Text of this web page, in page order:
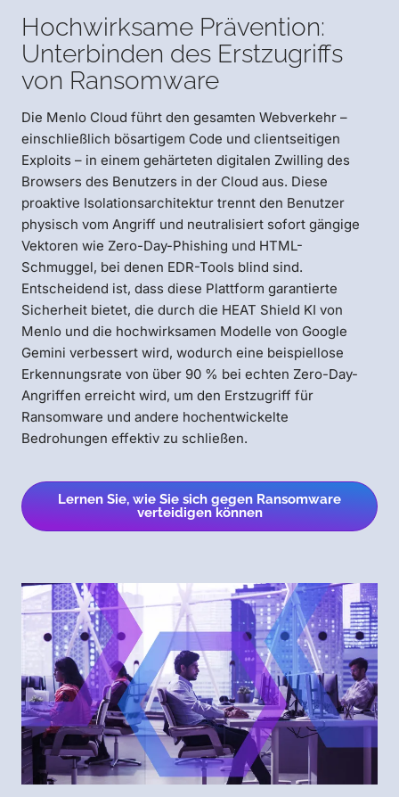
Hochwirksame Prävention:
Unterbinden des Erstzugriffs
von Ransomware
Die Menlo Cloud führt den gesamten Webverkehr –
einschließlich bösartigem Code und clientseitigen
Exploits – in einem gehärteten digitalen Zwilling des
Browsers des Benutzers in der Cloud aus. Diese
proaktive Isolationsarchitektur trennt den Benutzer
physisch vom Angriff und neutralisiert sofort gängige
Vektoren wie Zero-Day-Phishing und HTML-
Schmuggel, bei denen EDR-Tools blind sind.
Entscheidend ist, dass diese Plattform garantierte
Sicherheit bietet, die durch die HEAT Shield KI von
Menlo und die hochwirksamen Modelle von Google
Gemini verbessert wird, wodurch eine beispiellose
Erkennungsrate von über 90 % bei echten Zero-Day-
Angriffen erreicht wird, um den Erstzugriff für
Ransomware und andere hochentwickelte
Bedrohungen effektiv zu schließen.
Lernen Sie, wie Sie sich gegen Ransomware
verteidigen können